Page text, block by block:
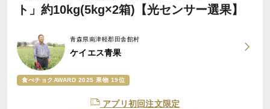
ト」約10kg(5kg×2箱)【光センサー選果】
青森県南津軽郡田舎館村
ケイエス青果
食べチョクAWARD 2025 果物 19位
アプリ初回注文限定